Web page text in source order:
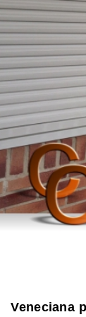
Veneciana